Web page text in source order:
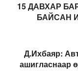
15 ДАВХАР
БАЙСАН
Д.Ихбаяр:
ашигласнаар